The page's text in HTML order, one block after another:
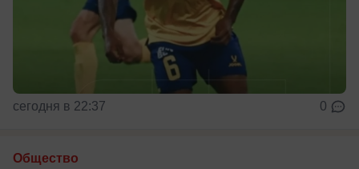
сегодня в 22:37 0
Общество